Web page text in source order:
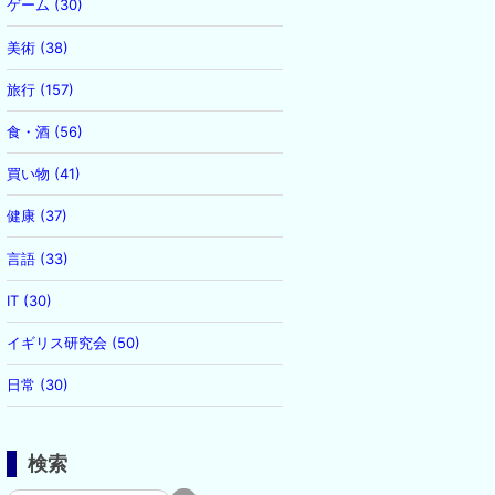
ゲーム (30)
美術 (38)
旅行 (157)
食・酒 (56)
買い物 (41)
健康 (37)
言語 (33)
IT (30)
イギリス研究会 (50)
日常 (30)
検索